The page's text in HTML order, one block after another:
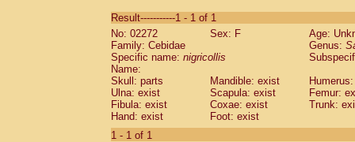
CebidaeSaguinus labiatus(0)
Cebidae Saguinus leucopus (0)
Cebidae
CebidaeSaguinus mystax
Cebidae Saguinus nigricollis (1)
Cebidae Saguinus oedipus
Cebidae Saguinus weddelli
Cebidae Saguinusspp.
Cebidae
Result-----------1 - 1 of 1
No: 02272
Sex: F
Age:
Family: Cebidae
Genus:
Specific name: nigricollis
Name:
Skull: parts
Mandible: exist
Ulna: exist
Scapula: exist
Femur:
Fibula: exist
Coxae: exist
Trunk:
Hand: exist
Foot: exist
1 - 1 of 1